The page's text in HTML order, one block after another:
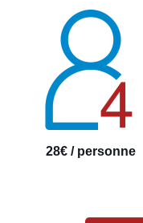
28€ / personne